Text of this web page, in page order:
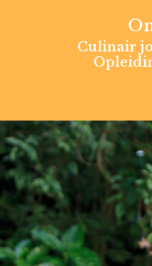
Culinair